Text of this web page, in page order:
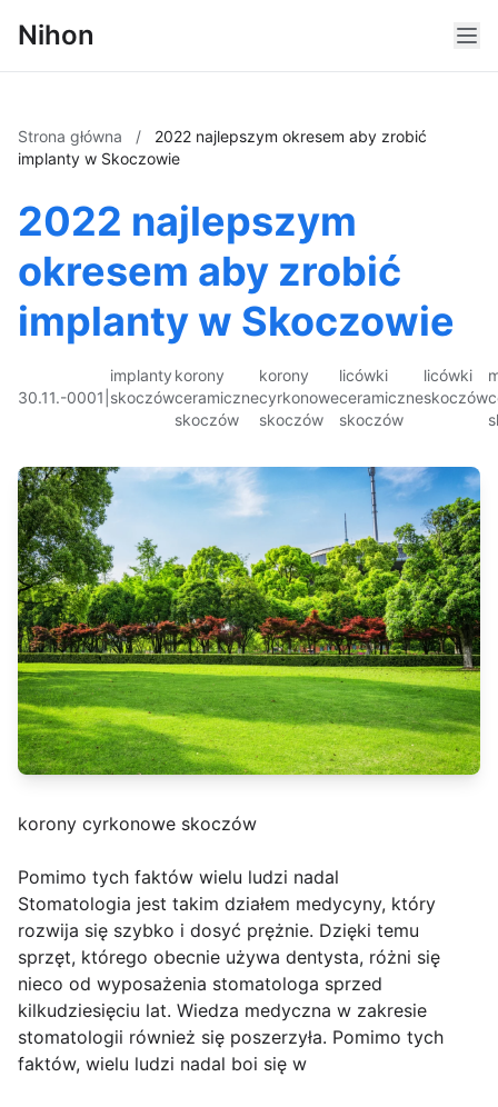
Nihon
Strona główna /
2022 najlepszym okresem aby zrobić
implanty w Skoczowie
2022 najlepszym
okresem aby zrobić
implanty w Skoczowie
30.11.-0001
implanty
skoczów
korony
ceramiczne
skoczów
korony
cyrkonowe
skoczów
licówki
ceramiczne
skoczów
licówki
skoczów
korony cyrkonowe skoczów
Pomimo tych faktów wielu ludzi nadal
Stomatologia jest takim działem medycyny, który
rozwija się szybko i dosyć prężnie. Dzięki temu
sprzęt, którego obecnie używa dentysta, różni się
nieco od wyposażenia stomatologa sprzed
kilkudziesięciu lat. Wiedza medyczna w zakresie
stomatologii również się poszerzyła. Pomimo tych
faktów, wielu ludzi nadal boi się w